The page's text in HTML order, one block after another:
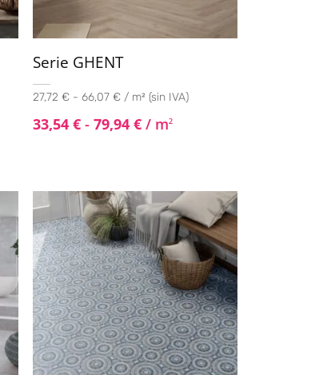
Serie GHENT
27,72 € - 66,07 € / m² (sin IVA)
33,54 € - 79,94 €/ m2